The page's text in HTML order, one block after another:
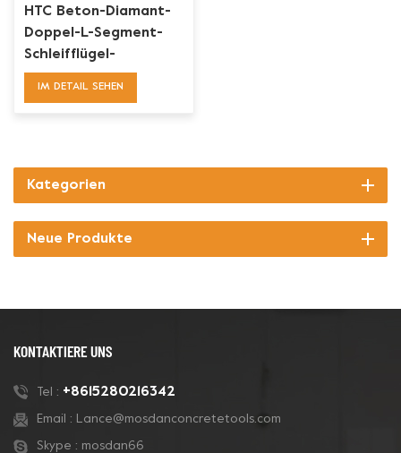
HTC Beton-Diamant-
Doppel-L-Segment-
Schleifflügel-
Werkzeug
IM DETAIL SEHEN
Kategorien
Neue Produkte
KONTAKTIERE UNS
Tel : +8615280216342
Email : Lance@mosdanconcretetools.com
Skype : mosdan66